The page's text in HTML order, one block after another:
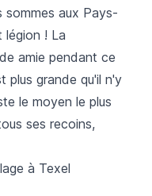
sommes aux Pays-
légion ! La
amie pendant ce
plus grande qu'il n'y
le moyen le plus
ses recoins,